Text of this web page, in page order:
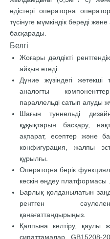
әдістері операторға
түсінуге мүмкіндік береді
басқарады.
Белгі
Жоғары дәлдікті
айқын етеді.
Дүние жүзіндегі
аналогты
параллельді сатып алуды
Шағын туннельді
құқықтарын басқару,
ақпарат, есептер және
конфигурация, жалпы
құрылғы.
Операторға берік
кескін өңдеу платформасы .
Барлық қолданылатын
рентген
қанағаттандырыңыз.
Қалпына келтіру, қаулы
сипаттамалар GB15208-